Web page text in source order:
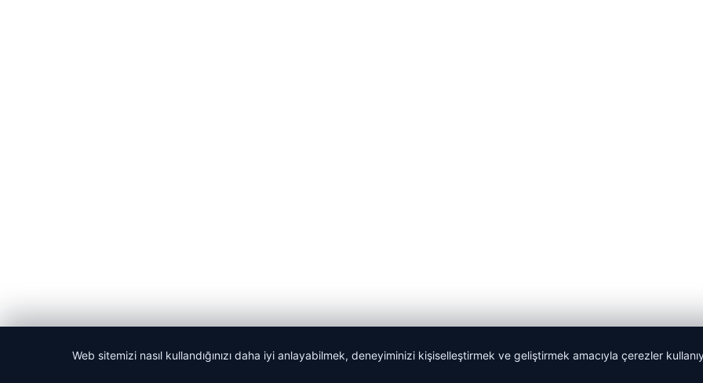
© 2026 Anadolu Haberi – Güncel Haberler
Web sitemizi nasıl kullandığınızı daha iyi anlayabilmek, deneyiminizi kişiselleştirmek ve geliştirmek amacıyla çerezler